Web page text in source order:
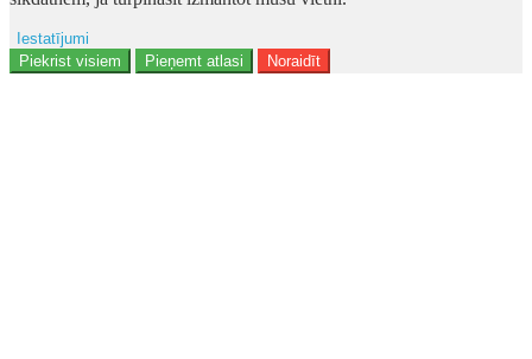
Iestatījumi
Ad storage
Piekrist visiem Pieņemt atlasi Noraidīt